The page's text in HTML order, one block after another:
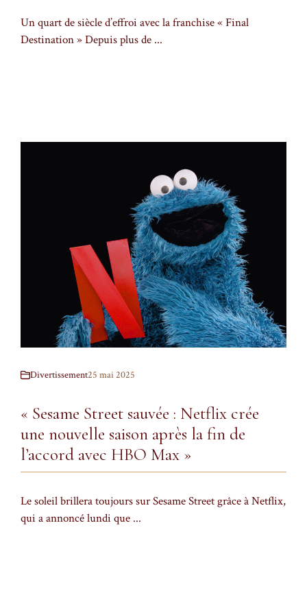
Un quart de siècle d’effroi avec la franchise « Final
Destination » Depuis plus de ...
Divertissement25 mai 2025
« Sesame Street sauvée : Netflix crée
une nouvelle saison après la fin de
l’accord avec HBO Max »
Le soleil brillera toujours sur Sesame Street grâce à Netflix,
qui a annoncé lundi que ...